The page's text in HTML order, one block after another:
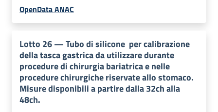
OpenData ANAC
Lotto 26—Tubo di silicone per calibrazione
della tasca gastrica da utilizzare durante
procedure di chirurgia bariatrica e nelle
procedure chirurgiche riservate allo stomaco.
Misure disponibili a partire dalla 32ch alla
48ch.